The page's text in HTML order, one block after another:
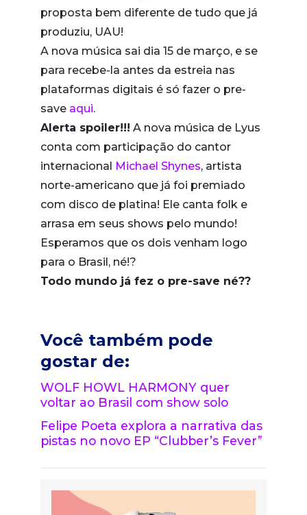
proposta bem diferente de tudo que já
produziu, UAU!
A nova música sai dia 15 de março, e se
para recebe-la antes da estreia nas
plataformas digitais é só fazer o pre-
save aqui.
Alerta spoiler!!! A nova música de Lyus
conta com participação do cantor
internacional Michael Shynes, artista
norte-americano que já foi premiado
com disco de platina! Ele canta folk e
arrasa em seus shows pelo mundo!
Esperamos que os dois venham logo
para o Brasil, né!?
Todo mundo já fez o pre-save né??
Você também pode
gostar de:
WOLF HOWL HARMONY quer
voltar ao Brasil com show solo
Felipe Poeta explora a narrativa das
pistas no novo EP “Clubber’s Fever”